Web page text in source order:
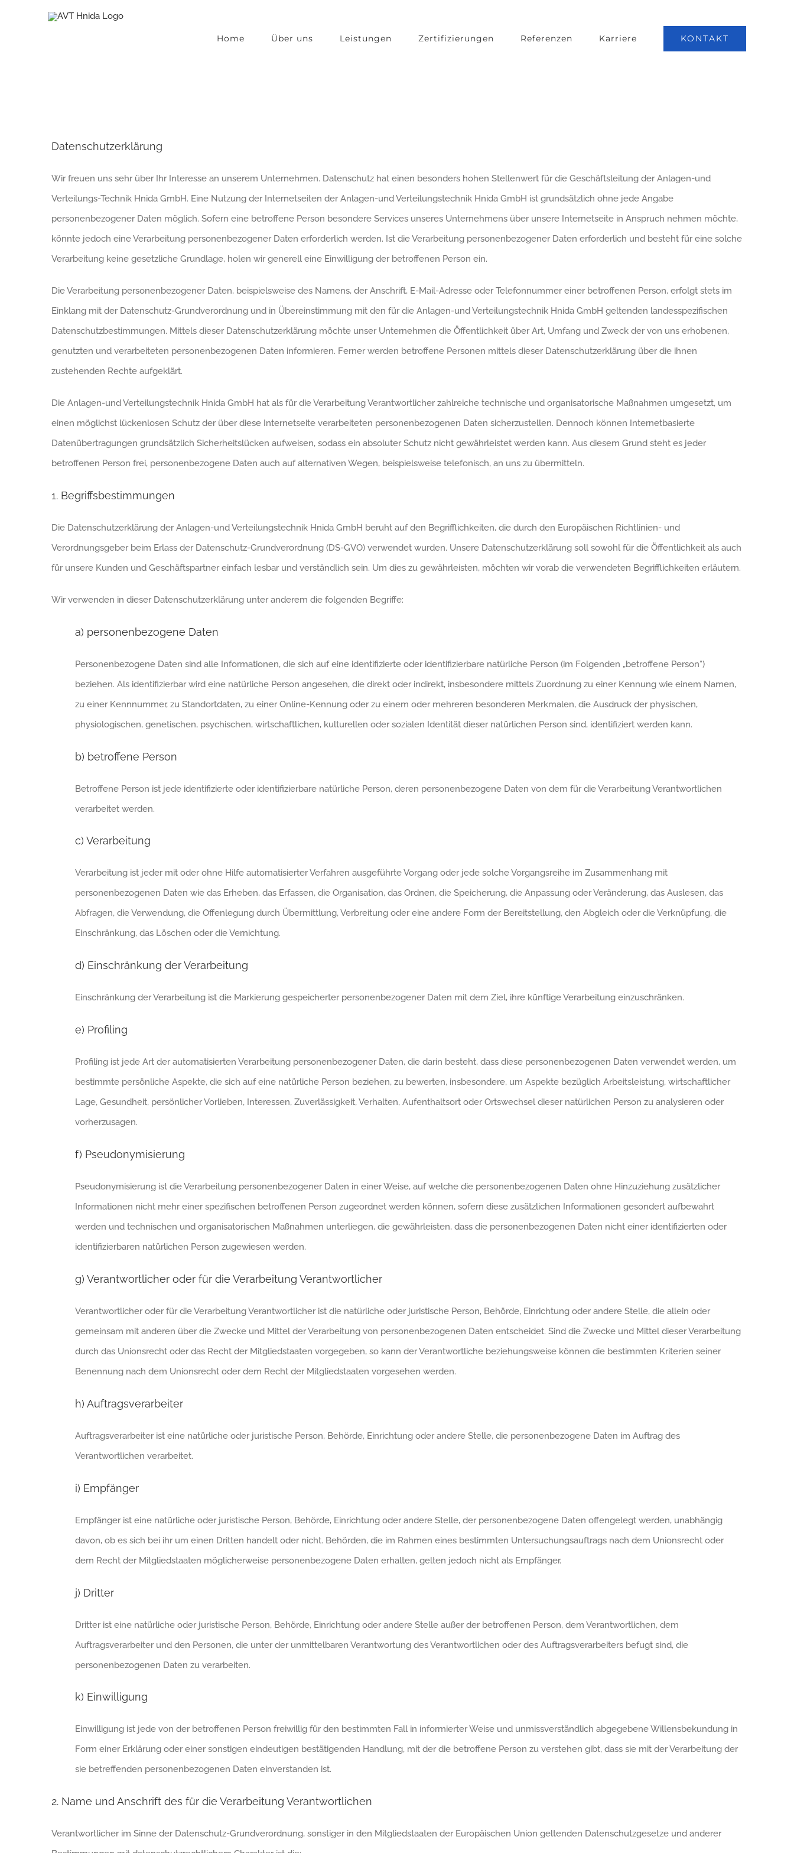
Home Über uns Leistungen Zertifizierungen Referenzen Karriere KONTAKT
Datenschutzerklärung
Wir freuen uns sehr über Ihr Interesse an unserem Unternehmen. Datenschutz hat einen besonders hohen Stellenwert für die Geschäftsleitung der Anlagen-und
Verteilungs-Technik Hnida GmbH. Eine Nutzung der Internetseiten der Anlagen-und Verteilungstechnik Hnida GmbH ist grundsätzlich ohne jede Angabe
personenbezogener Daten möglich. Sofern eine betroffene Person besondere Services unseres Unternehmens über unsere Internetseite in Anspruch nehmen möchte,
könnte jedoch eine Verarbeitung personenbezogener Daten erforderlich werden. Ist die Verarbeitung personenbezogener Daten erforderlich und besteht für eine solche
Verarbeitung keine gesetzliche Grundlage, holen wir generell eine Einwilligung der betroffenen Person ein.
Die Verarbeitung personenbezogener Daten, beispielsweise des Namens, der Anschrift, E-Mail-Adresse oder Telefonnummer einer betroffenen Person, erfolgt stets im
Einklang mit der Datenschutz-Grundverordnung und in Übereinstimmung mit den für die Anlagen-und Verteilungstechnik Hnida GmbH geltenden landesspezifischen
Datenschutzbestimmungen. Mittels dieser Datenschutzerklärung möchte unser Unternehmen die Öffentlichkeit über Art, Umfang und Zweck der von uns erhobenen,
genutzten und verarbeiteten personenbezogenen Daten informieren. Ferner werden betroffene Personen mittels dieser Datenschutzerklärung über die ihnen
zustehenden Rechte aufgeklärt.
Die Anlagen-und Verteilungstechnik Hnida GmbH hat als für die Verarbeitung Verantwortlicher zahlreiche technische und organisatorische Maßnahmen umgesetzt, um
einen möglichst lückenlosen Schutz der über diese Internetseite verarbeiteten personenbezogenen Daten sicherzustellen. Dennoch können Internetbasierte
Datenübertragungen grundsätzlich Sicherheitslücken aufweisen, sodass ein absoluter Schutz nicht gewährleistet werden kann. Aus diesem Grund steht es jeder
betroffenen Person frei, personenbezogene Daten auch auf alternativen Wegen, beispielsweise telefonisch, an uns zu übermitteln.
1. Begriffsbestimmungen
Die Datenschutzerklärung der Anlagen-und Verteilungstechnik Hnida GmbH beruht auf den Begrifflichkeiten, die durch den Europäischen Richtlinien- und
Verordnungsgeber beim Erlass der Datenschutz-Grundverordnung (DS-GVO) verwendet wurden. Unsere Datenschutzerklärung soll sowohl für die Öffentlichkeit als auch
für unsere Kunden und Geschäftspartner einfach lesbar und verständlich sein. Um dies zu gewährleisten, möchten wir vorab die verwendeten Begrifflichkeiten erläutern.
Wir verwenden in dieser Datenschutzerklärung unter anderem die folgenden Begriffe:
a) personenbezogene Daten
Personenbezogene Daten sind alle Informationen, die sich auf eine identifizierte oder identifizierbare natürliche Person (im Folgenden „betroffene Person“)
beziehen. Als identifizierbar wird eine natürliche Person angesehen, die direkt oder indirekt, insbesondere mittels Zuordnung zu einer Kennung wie einem Namen,
zu einer Kennnummer, zu Standortdaten, zu einer Online-Kennung oder zu einem oder mehreren besonderen Merkmalen, die Ausdruck der physischen,
physiologischen, genetischen, psychischen, wirtschaftlichen, kulturellen oder sozialen Identität dieser natürlichen Person sind, identifiziert werden kann.
b) betroffene Person
Betroffene Person ist jede identifizierte oder identifizierbare natürliche Person, deren personenbezogene Daten von dem für die Verarbeitung Verantwortlichen
verarbeitet werden.
c) Verarbeitung
Verarbeitung ist jeder mit oder ohne Hilfe automatisierter Verfahren ausgeführte Vorgang oder jede solche Vorgangsreihe im Zusammenhang mit
personenbezogenen Daten wie das Erheben, das Erfassen, die Organisation, das Ordnen, die Speicherung, die Anpassung oder Veränderung, das Auslesen, das
Abfragen, die Verwendung, die Offenlegung durch Übermittlung, Verbreitung oder eine andere Form der Bereitstellung, den Abgleich oder die Verknüpfung, die
Einschränkung, das Löschen oder die Vernichtung.
d) Einschränkung der Verarbeitung
Einschränkung der Verarbeitung ist die Markierung gespeicherter personenbezogener Daten mit dem Ziel, ihre künftige Verarbeitung einzuschränken.
e) Profiling
Profiling ist jede Art der automatisierten Verarbeitung personenbezogener Daten, die darin besteht, dass diese personenbezogenen Daten verwendet werden, um
bestimmte persönliche Aspekte, die sich auf eine natürliche Person beziehen, zu bewerten, insbesondere, um Aspekte bezüglich Arbeitsleistung, wirtschaftlicher
Lage, Gesundheit, persönlicher Vorlieben, Interessen, Zuverlässigkeit, Verhalten, Aufenthaltsort oder Ortswechsel dieser natürlichen Person zu analysieren oder
vorherzusagen.
f) Pseudonymisierung
Pseudonymisierung ist die Verarbeitung personenbezogener Daten in einer Weise, auf welche die personenbezogenen Daten ohne Hinzuziehung zusätzlicher
Informationen nicht mehr einer spezifischen betroffenen Person zugeordnet werden können, sofern diese zusätzlichen Informationen gesondert aufbewahrt
werden und technischen und organisatorischen Maßnahmen unterliegen, die gewährleisten, dass die personenbezogenen Daten nicht einer identifizierten oder
identifizierbaren natürlichen Person zugewiesen werden.
g) Verantwortlicher oder für die Verarbeitung Verantwortlicher
Verantwortlicher oder für die Verarbeitung Verantwortlicher ist die natürliche oder juristische Person, Behörde, Einrichtung oder andere Stelle, die allein oder
gemeinsam mit anderen über die Zwecke und Mittel der Verarbeitung von personenbezogenen Daten entscheidet. Sind die Zwecke und Mittel dieser Verarbeitung
durch das Unionsrecht oder das Recht der Mitgliedstaaten vorgegeben, so kann der Verantwortliche beziehungsweise können die bestimmten Kriterien seiner
Benennung nach dem Unionsrecht oder dem Recht der Mitgliedstaaten vorgesehen werden.
h) Auftragsverarbeiter
Auftragsverarbeiter ist eine natürliche oder juristische Person, Behörde, Einrichtung oder andere Stelle, die personenbezogene Daten im Auftrag des
Verantwortlichen verarbeitet.
i) Empfänger
Empfänger ist eine natürliche oder juristische Person, Behörde, Einrichtung oder andere Stelle, der personenbezogene Daten offengelegt werden, unabhängig
davon, ob es sich bei ihr um einen Dritten handelt oder nicht. Behörden, die im Rahmen eines bestimmten Untersuchungsauftrags nach dem Unionsrecht oder
dem Recht der Mitgliedstaaten möglicherweise personenbezogene Daten erhalten, gelten jedoch nicht als Empfänger.
j) Dritter
Dritter ist eine natürliche oder juristische Person, Behörde, Einrichtung oder andere Stelle außer der betroffenen Person, dem Verantwortlichen, dem
Auftragsverarbeiter und den Personen, die unter der unmittelbaren Verantwortung des Verantwortlichen oder des Auftragsverarbeiters befugt sind, die
personenbezogenen Daten zu verarbeiten.
k) Einwilligung
Einwilligung ist jede von der betroffenen Person freiwillig für den bestimmten Fall in informierter Weise und unmissverständlich abgegebene Willensbekundung in
Form einer Erklärung oder einer sonstigen eindeutigen bestätigenden Handlung, mit der die betroffene Person zu verstehen gibt, dass sie mit der Verarbeitung der
sie betreffenden personenbezogenen Daten einverstanden ist.
2. Name und Anschrift des für die Verarbeitung Verantwortlichen
Verantwortlicher im Sinne der Datenschutz-Grundverordnung, sonstiger in den Mitgliedstaaten der Europäischen Union geltenden Datenschutzgesetze und anderer